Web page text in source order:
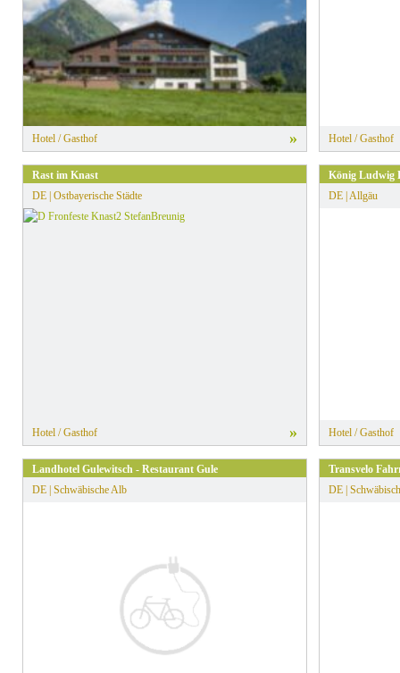
Hotel / Gasthof » Hotel / Gasthof
Rast im Knast
DE | Ostbayerische Städte
Hotel / Gasthof »
König Ludwig
DE | Allgäu
Hotel / Gasthof
Landhotel Gulewitsch - Restaurant Gule
DE | Schwäbische Alb
Transvelo
DE |